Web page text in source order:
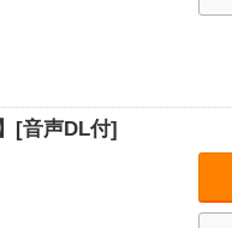
[音声DL付]